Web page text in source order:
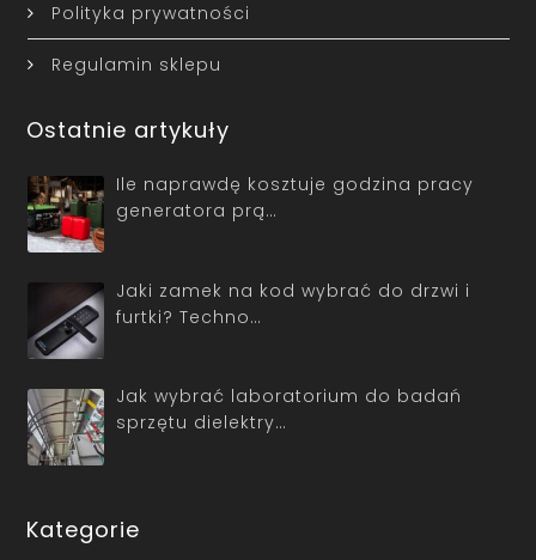
Polityka prywatności
Regulamin sklepu
Ostatnie artykuły
Ile naprawdę kosztuje godzina pracy
generatora prą…
Jaki zamek na kod wybrać do drzwi i
furtki? Techno…
Jak wybrać laboratorium do badań
sprzętu dielektry…
Kategorie